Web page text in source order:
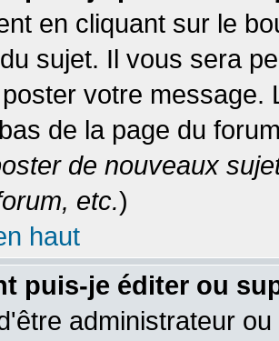
en cliquant sur le
sujet. Il vous sera
votre
de la page du
de nouveaux
etc.)
haut
puis-je éditer ou
administrateur